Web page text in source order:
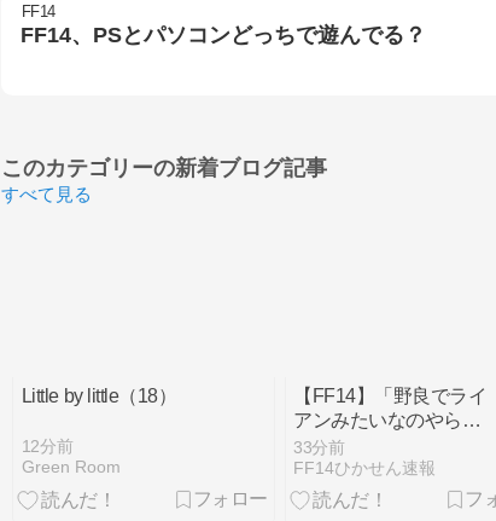
FF14
FF14、PSとパソコンどっちで遊んでる？
このカテゴリーの新着ブログ記事
すべて見る
Little by little（18）
12分前
Green Room
【FF14】「野良でライ
アンみたいなのやらせ
るのがキツい」ボズヤ
時代を懐かしむヒカセ
ンたち
33分前
FF14ひかせん速報